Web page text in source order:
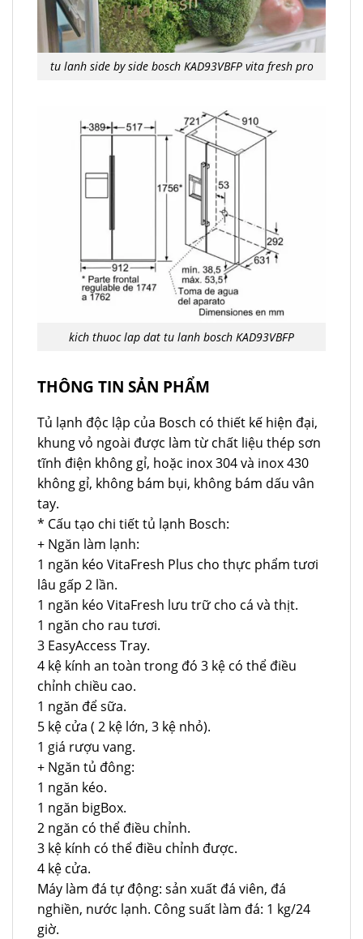
tu lanh side by side bosch KAD93VBFP vita fresh pro
kich thuoc lap dat tu lanh bosch KAD93VBFP
THÔNG TIN SẢN PHẨM
Tủ lạnh độc lập của Bosch có thiết kế hiện đại,
khung vỏ ngoài được làm từ chất liệu thép sơn
tĩnh điện không gỉ, hoặc inox 304 và inox 430
không gỉ, không bám bụi, không bám dấu vân
tay.
* Cấu tạo chi tiết tủ lạnh Bosch:
+ Ngăn làm lạnh:
1 ngăn kéo VitaFresh Plus cho thực phẩm tươi
lâu gấp 2 lần.
1 ngăn kéo VitaFresh lưu trữ cho cá và thịt.
1 ngăn cho rau tươi.
3 EasyAccess Tray.
4 kệ kính an toàn trong đó 3 kệ có thể điều
chỉnh chiều cao.
1 ngăn để sữa.
5 kệ cửa ( 2 kệ lớn, 3 kệ nhỏ).
1 giá rượu vang.
+ Ngăn tủ đông:
1 ngăn kéo.
1 ngăn bigBox.
2 ngăn có thể điều chỉnh.
3 kệ kính có thể điều chỉnh được.
4 kệ cửa.
Máy làm đá tự động: sản xuất đá viên, đá
nghiền, nước lạnh. Công suất làm đá: 1 kg/24
giờ.